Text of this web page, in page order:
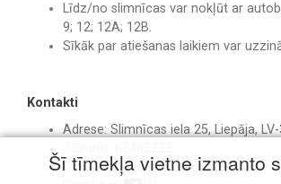
Līdz/no slimnīcas var nokļūt ar
9; 12; 12A; 12B.
Sīkāk par atiešanas laikiem var
Kontakti
Adrese: Slimnīcas iela 25, Liepāja,
E-pasts:birojs@liepajasslimnica.lv
Šī tīmekļa vietne izmanto